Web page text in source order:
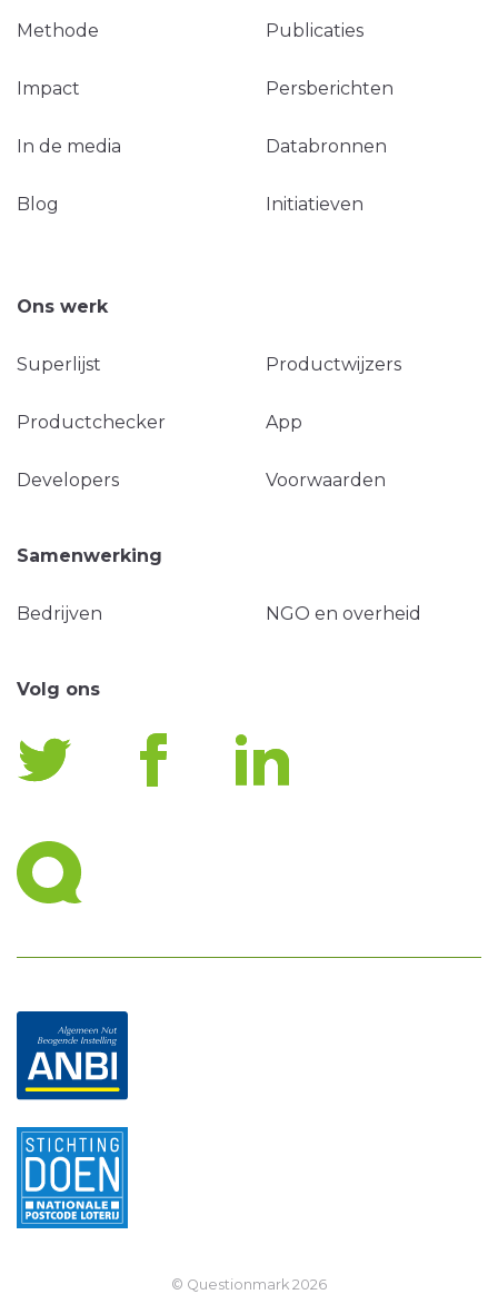
Methode Publicaties
Impact Persberichten
In de media Databronnen
Blog Initiatieven
Ons werk
Superlijst Productwijzers
Productchecker App
Developers Voorwaarden
Samenwerking
Bedrijven NGO en overheid
Volg ons
© Questionmark 2026